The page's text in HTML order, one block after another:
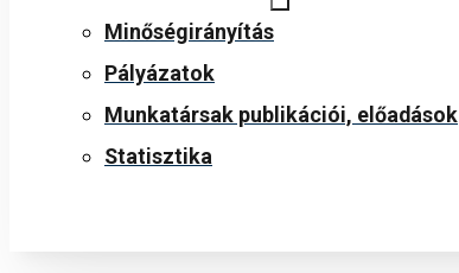
Minőségirányítás
Pályázatok
Munkatársak publikációi, előadások
Statisztika